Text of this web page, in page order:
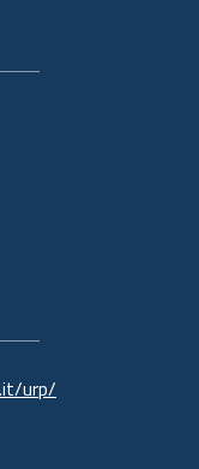
urp/